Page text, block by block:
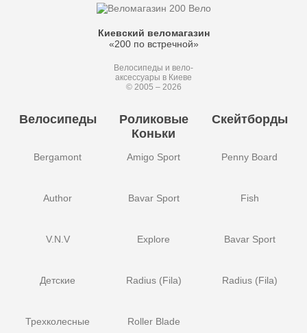
Киевский веломагазин
«200 по встречной»
Велосипеды и вело-
аксессуары в Киеве
© 2005 – 2026
Велосипеды
Bergamont
Author
V.N.V
Детские
Трехколесные
Роликовые
Коньки
Amigo Sport
Bavar Sport
Explore
Radius (Fila)
Roller Blade
Скейтборды
Penny Board
Fish
Bavar Sport
Radius (Fila)